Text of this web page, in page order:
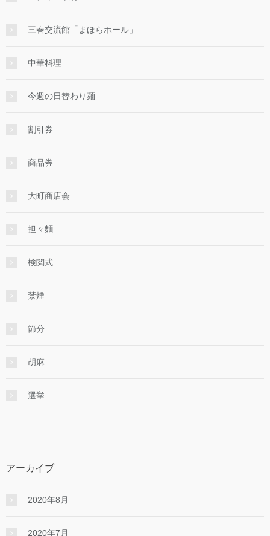
三春交流館「まほらホール」
中華料理
今週の日替わり麺
割引券
商品券
大町商店会
担々麵
検閲式
禁煙
節分
胡麻
選挙
アーカイブ
2020年8月
2020年7月